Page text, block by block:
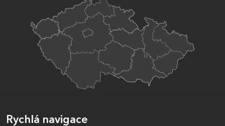
Rychlá navigace